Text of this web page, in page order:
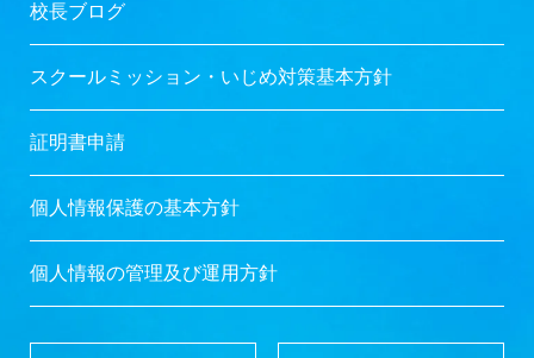
校長ブログ
スクールミッション・ いじめ対策基本方針
証明書申請
個人情報保護の基本方針
個人情報の管理及び運用方針